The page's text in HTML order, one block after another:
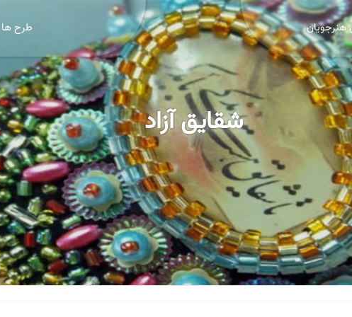
هنرجویان طرح ها
شقایق آزاد